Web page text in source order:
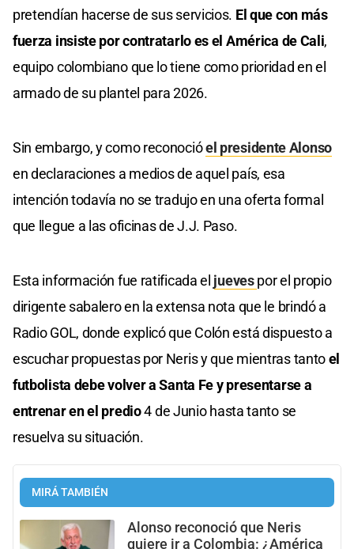
pretendían hacerse de sus servicios. El que con más
fuerza insiste por contratarlo es el América de Cali,
equipo colombiano que lo tiene como prioridad en el
armado de su plantel para 2026.
Sin embargo, y como reconocióel presidente Alonso
en declaraciones a medios de aquel país, esa
intención todavía no se tradujo en una oferta formal
que llegue a las oficinas de J.J. Paso.
Esta información fue ratificada el juevespor el propio
dirigente sabalero en la extensa nota que le brindó a
Radio GOL, donde explicó que Colón está dispuesto a
escuchar propuestas por Neris y que mientras tantoel
futbolista debe volver a Santa Fe y presentarse a
entrenar en el predio4 de Junio hasta tanto se
resuelva su situación.
MIRÁ TAMBIÉN
Alonso reconoció que Neris
quiere ir a Colombia: ¿América